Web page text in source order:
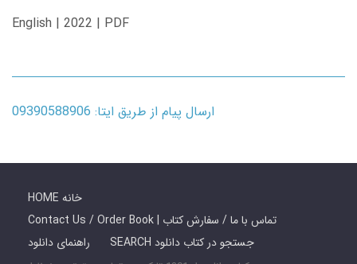
English | 2022 | PDF
ارسال پیام از طریق ایتا: 09390588906
HOME خانه
Contact Us / Order Book | تماس با ما / سفارش کتاب
راهنمای دانلود
SEARCH جستجو در کتاب دانلود